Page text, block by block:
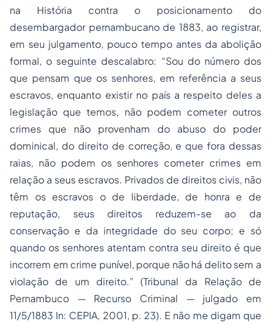
na História contra o posicionamento do
desembargador pernambucano de 1883, ao registrar,
em seu julgamento, pouco tempo antes da abolição
formal, o seguinte descalabro: “Sou do número dos
que pensam que os senhores, em referência a seus
escravos, enquanto existir no país a respeito deles a
legislação que temos, não podem cometer outros
crimes que não provenham do abuso do poder
dominical, do direito de correção, e que fora dessas
raias, não podem os senhores cometer crimes em
relação a seus escravos. Privados de direitos civis, não
têm os escravos o de liberdade, de honra e de
reputação, seus direitos reduzem-se ao da
conservação e da integridade do seu corpo; e só
quando os senhores atentam contra seu direito é que
incorrem em crime punível, porque não há delito sem a
violação de um direito.” (Tribunal da Relação de
Pernambuco — Recurso Criminal — julgado em
11/5/1883 In: CEPIA, 2001, p. 23). E não me digam que